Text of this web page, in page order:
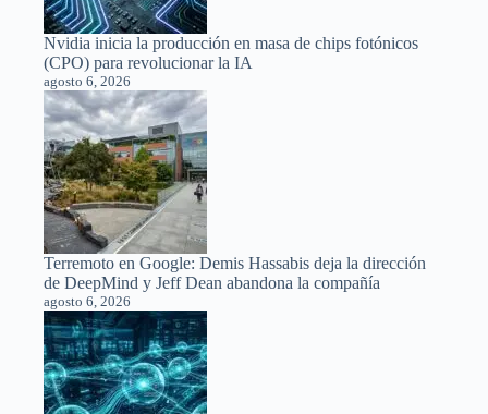
Nvidia inicia la producción en masa de chips fotónicos
(CPO) para revolucionar la IA
agosto 6, 2026
Terremoto en Google: Demis Hassabis deja la dirección
de DeepMind y Jeff Dean abandona la compañía
agosto 6, 2026